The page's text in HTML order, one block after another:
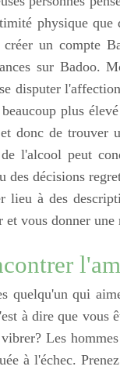
physique
créer un compte
sur Badoo.
disputer
plus
donc de trouver
l'alcool peut
des décisions
lieu à des
et vous donner
quelqu'un qui
à dire que vous
Les
à l'échec.